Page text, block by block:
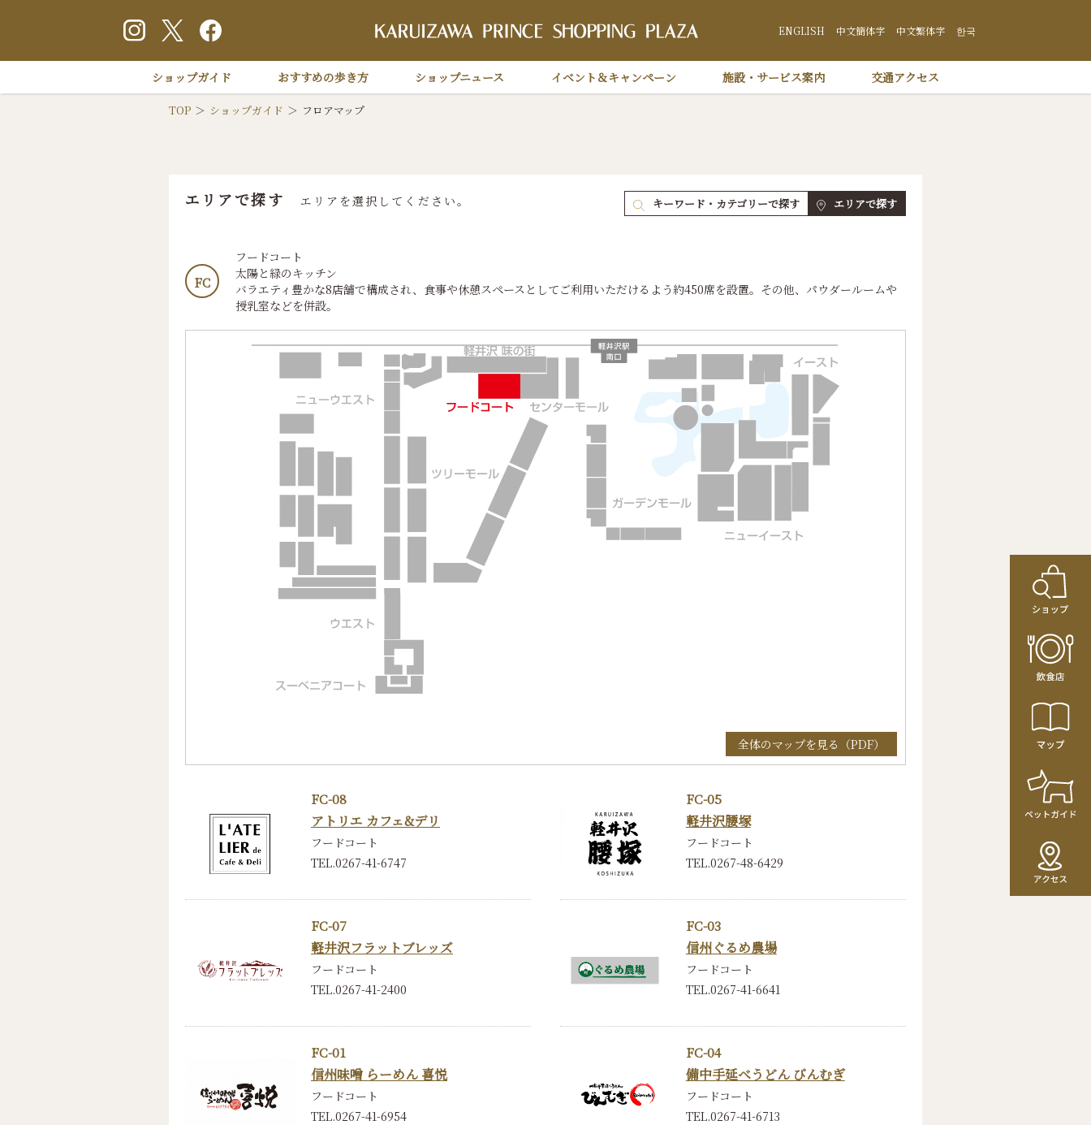
軽井沢 プリンスショッピングプラザ
ENGLISH 中文簡体字 中文繁体字 한국
ショップガイド おすすめの歩き方 ショップニュース イベント＆キャンペーン 施設・サービス案内 交通アクセス
TOP ショップガイド フロアマップ
エリアで探す エリアを選択してください。 キーワード・カテゴリーで探す エリアで探す
FC
フードコート
太陽と緑のキッチン
バラエティ豊かな8店舗で構成され、食事や休憩スペースとしてご利用いただけるよう約450席を設置。その他、パウダールームや
授乳室などを併設。
全体のマップを見る（PDF）
FC-08
アトリエ カフェ&デリ
フードコート
TEL.0267-41-6747
FC-05
軽井沢腰塚
フードコート
TEL.0267-48-6429
FC-07
軽井沢フラットブレッズ
フードコート
TEL.0267-41-2400
FC-03
信州ぐるめ農場
フードコート
TEL.0267-41-6641
FC-01
信州味噌 らーめん 喜悦
フードコート
TEL.0267-41-6954
FC-04
備中手延べうどん びんむぎ
フードコート
TEL.0267-41-6713